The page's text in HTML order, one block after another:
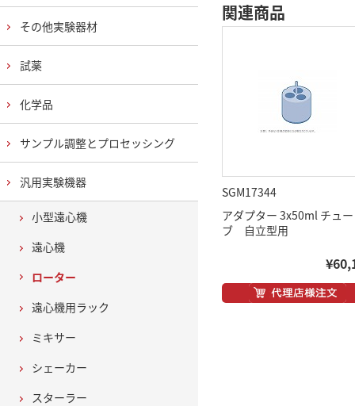
関連商品
SGM17344
アダプター 3x50ml チュー
ブ 自立型用
その他実験器材
試薬
化学品
サンプル調整とプロセッシング
汎用実験機器
小型遠心機
遠心機
ローター
遠心機用ラック
ミキサー
シェーカー
スターラー